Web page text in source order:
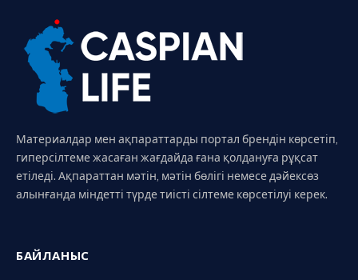
Материалдар мен ақпараттарды портал брендін көрсетіп,
гиперсілтеме жасаған жағдайда ғана қолдануға рұқсат
етіледі. Ақпараттан мәтін, мәтін бөлігі немесе дәйексөз
алынғанда міндетті түрде тиісті сілтеме көрсетілуі керек.
БАЙЛАНЫС